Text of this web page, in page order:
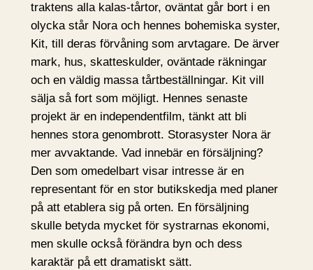
traktens alla kalas-tårtor, oväntat går bort i en
olycka står Nora och hennes bohemiska syster,
Kit, till deras förvåning som arvtagare. De ärver
mark, hus, skatteskulder, oväntade räkningar
och en väldig massa tårtbeställningar. Kit vill
sälja så fort som möjligt. Hennes senaste
projekt är en independentfilm, tänkt att bli
hennes stora genombrott. Storasyster Nora är
mer avvaktande. Vad innebär en försäljning?
Den som omedelbart visar intresse är en
representant för en stor butikskedja med planer
på att etablera sig på orten. En försäljning
skulle betyda mycket för systrarnas ekonomi,
men skulle också förändra byn och dess
karaktär på ett dramatiskt sätt.